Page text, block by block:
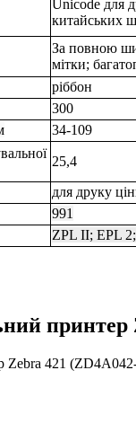
Unicode для
китайських
За повною
мітки;
ріббон
300
34-109
25,4
для друку
991
ZPL II; EPL
Zebra 421